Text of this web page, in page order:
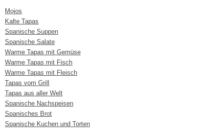
Mojos
Kalte Tapas
Spanische Suppen
Spanische Salate
Warme Tapas mit Gemüse
Warme Tapas mit Fisch
Warme Tapas mit Fleisch
Tapas vom Grill
Tapas aus aller Welt
Spanische Nachspeisen
Spanisches Brot
Spanische Kuchen und Torten